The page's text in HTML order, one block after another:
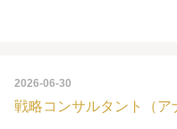
2026-06-30
戦略コンサルタント（ア